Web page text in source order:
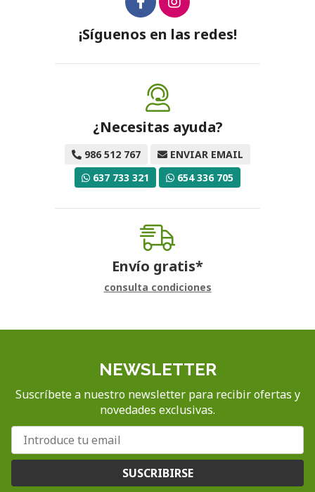
¡Síguenos en las redes!
¿Necesitas ayuda?
986 512 767
ENVIAR EMAIL
637 733 321
654 336 705
Envío gratis*
consulta condiciones
NEWSLETTER
Suscríbete a nuestro newsletter para recibir ofertas y
novedades exclusivas.
SUSCRIBIRSE